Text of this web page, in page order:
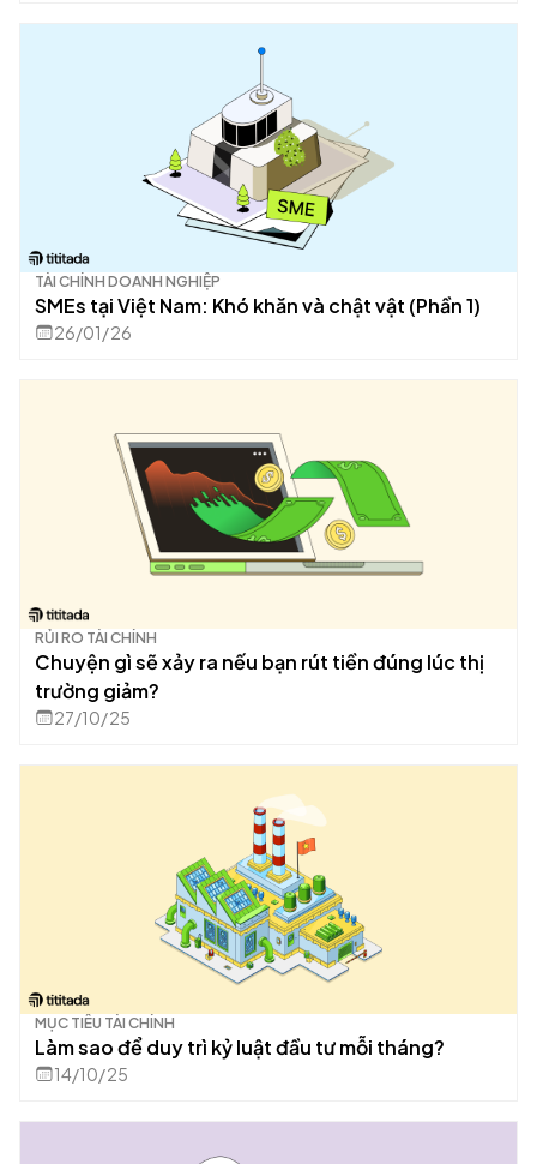
TÀI CHÍNH DOANH NGHIỆP
SMEs tại Việt Nam: Khó khăn và chật vật (Phần 1)
26/01/26
RỦI RO TÀI CHÍNH
Chuyện gì sẽ xảy ra nếu bạn rút tiền đúng lúc thị
trường giảm?
27/10/25
MỤC TIÊU TÀI CHÍNH
Làm sao để duy trì kỷ luật đầu tư mỗi tháng?
14/10/25